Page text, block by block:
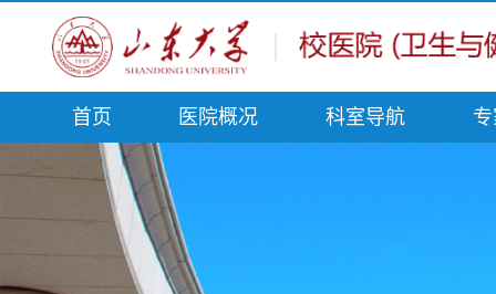
首页 医院概况 科室导航